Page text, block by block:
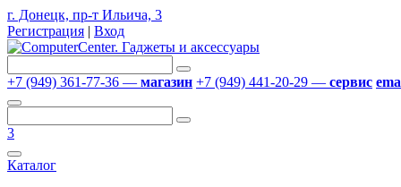
г. Донецк, пр-т Ильича, 3
Регистрация | Вход
+7 (949) 361-77-36 — магазин +7 (949) 441-20-29 — сервис
3
Каталог